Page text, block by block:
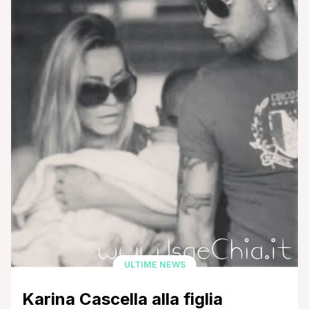
dalla relazione con l'ex tronista di Uomini e Donne
Salvatore Angelucci. E' stata la piccola Ginny [']
ULTIME NEWS
Karina Cascella alla figlia